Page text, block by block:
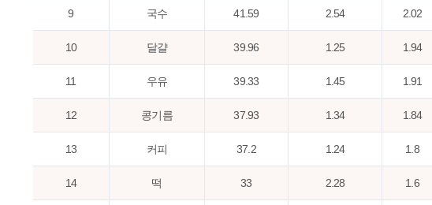
9 국수 41.59 2.54 2.02
10 달걀 39.96 1.25 1.94
11 우유 39.33 1.45 1.91
12 콩기름 37.93 1.34 1.84
13 커피 37.2 1.24 1.8
14 떡 33 2.28 1.6